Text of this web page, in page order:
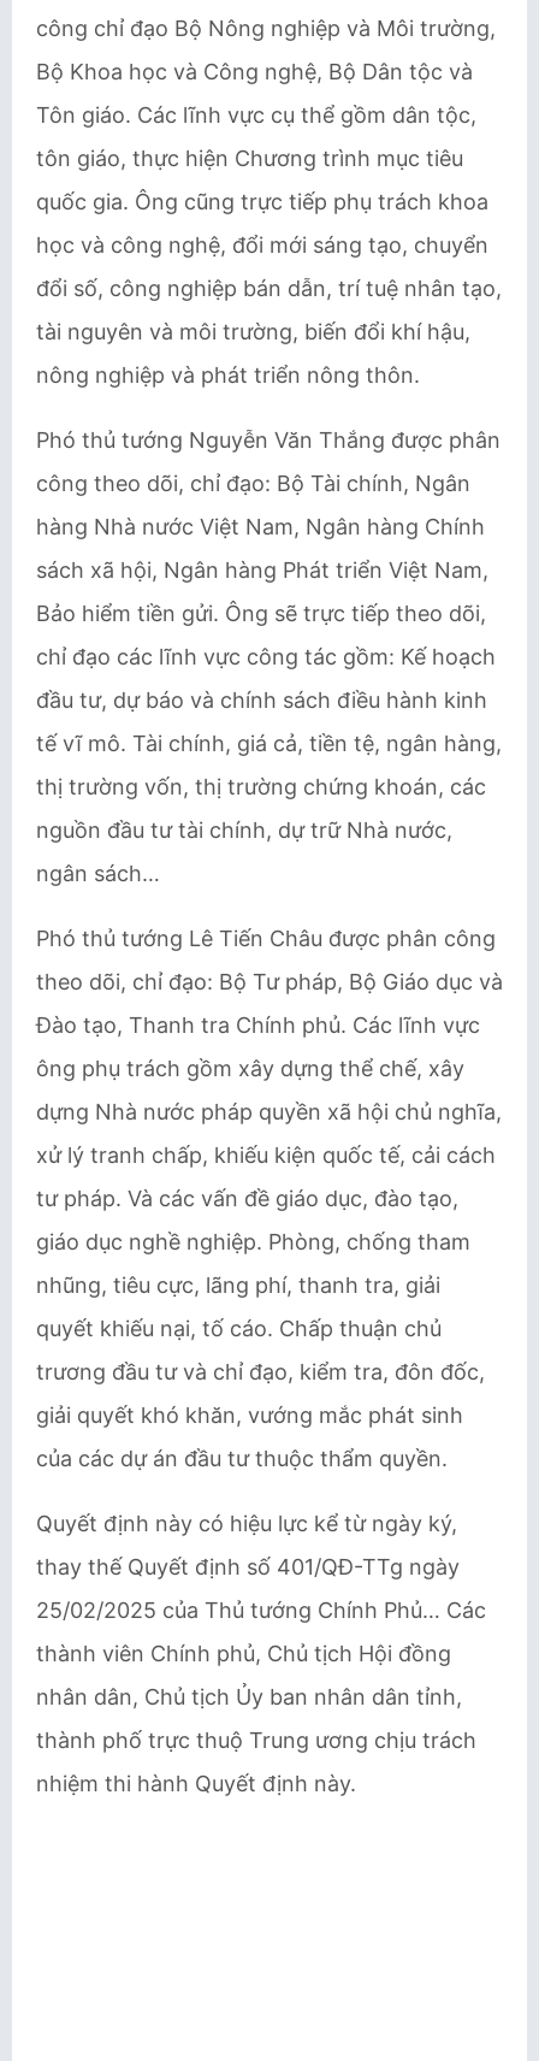
công chỉ đạo Bộ Nông nghiệp và Môi trường,
Bộ Khoa học và Công nghệ, Bộ Dân tộc và
Tôn giáo. Các lĩnh vực cụ thể gồm dân tộc,
tôn giáo, thực hiện Chương trình mục tiêu
quốc gia. Ông cũng trực tiếp phụ trách khoa
học và công nghệ, đổi mới sáng tạo, chuyển
đổi số, công nghiệp bán dẫn, trí tuệ nhân tạo,
tài nguyên và môi trường, biến đổi khí hậu,
nông nghiệp và phát triển nông thôn.
Phó thủ tướng Nguyễn Văn Thắng được phân
công theo dõi, chỉ đạo: Bộ Tài chính, Ngân
hàng Nhà nước Việt Nam, Ngân hàng Chính
sách xã hội, Ngân hàng Phát triển Việt Nam,
Bảo hiểm tiền gửi. Ông sẽ trực tiếp theo dõi,
chỉ đạo các lĩnh vực công tác gồm: Kế hoạch
đầu tư, dự báo và chính sách điều hành kinh
tế vĩ mô. Tài chính, giá cả, tiền tệ, ngân hàng,
thị trường vốn, thị trường chứng khoán, các
nguồn đầu tư tài chính, dự trữ Nhà nước,
ngân sách…
Phó thủ tướng Lê Tiến Châu được phân công
theo dõi, chỉ đạo: Bộ Tư pháp, Bộ Giáo dục và
Đào tạo, Thanh tra Chính phủ. Các lĩnh vực
ông phụ trách gồm xây dựng thể chế, xây
dựng Nhà nước pháp quyền xã hội chủ nghĩa,
xử lý tranh chấp, khiếu kiện quốc tế, cải cách
tư pháp. Và các vấn đề giáo dục, đào tạo,
giáo dục nghề nghiệp. Phòng, chống tham
nhũng, tiêu cực, lãng phí, thanh tra, giải
quyết khiếu nại, tố cáo. Chấp thuận chủ
trương đầu tư và chỉ đạo, kiểm tra, đôn đốc,
giải quyết khó khăn, vướng mắc phát sinh
của các dự án đầu tư thuộc thẩm quyền.
Quyết định này có hiệu lực kể từ ngày ký,
thay thế Quyết định số 401/QĐ-TTg ngày
25/02/2025 của Thủ tướng Chính Phủ… Các
thành viên Chính phủ, Chủ tịch Hội đồng
nhân dân, Chủ tịch Ủy ban nhân dân tỉnh,
thành phố trực thuộ Trung ương chịu trách
nhiệm thi hành Quyết định này.